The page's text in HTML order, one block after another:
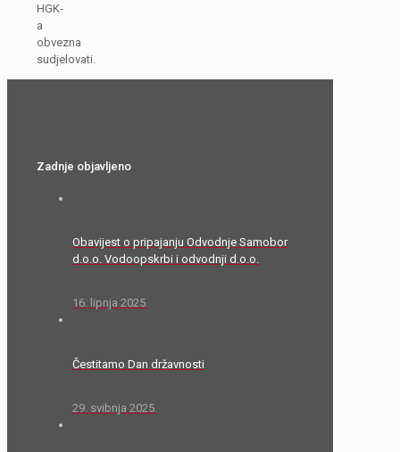
HGK-
a
obvezna
sudjelovati.
Zadnje objavljeno
Obavijest o pripajanju Odvodnje Samobor
d.o.o. Vodoopskrbi i odvodnji d.o.o.
16. lipnja 2025.
Čestitamo Dan državnosti
29. svibnja 2025.